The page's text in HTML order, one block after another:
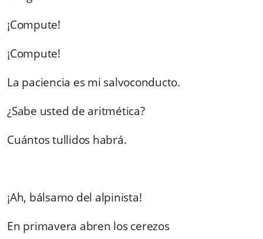
¡Compute!
¡Compute!
La paciencia es mi salvoconducto.
¿Sabe usted de aritmética?
Cuántos tullidos habrá.
¡Ah, bálsamo del alpinista!
En primavera abren los cerezos